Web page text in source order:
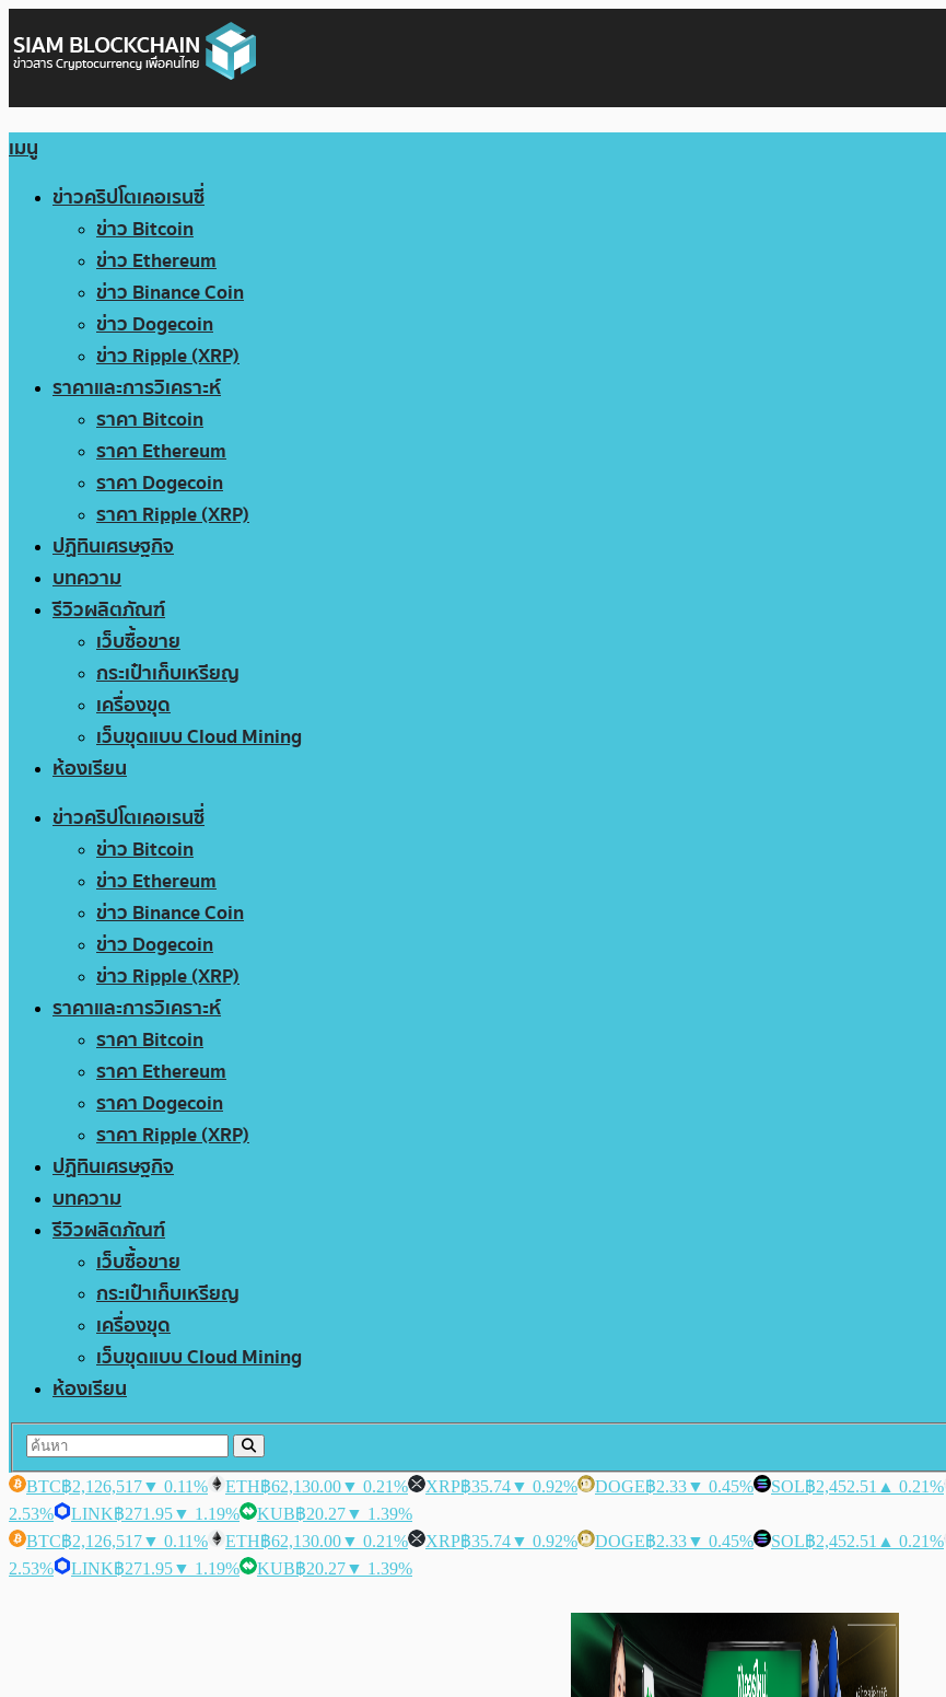
เมนู
ข่าวคริปโตเคอเรนซี่
ข่าว Bitcoin
ข่าว Ethereum
ข่าว Binance Coin
ข่าว Dogecoin
ข่าว Ripple (XRP)
ราคาและการวิเคราะห์
ราคา Bitcoin
ราคา Ethereum
ราคา Dogecoin
ราคา Ripple (XRP)
ปฏิทินเศรษฐกิจ
บทความ
รีวิวผลิตภัณฑ์
เว็บซื้อขาย
กระเป๋าเก็บเหรียญ
เครื่องขุด
เว็บขุดแบบ Cloud Mining
ห้องเรียน
ข่าวคริปโตเคอเรนซี่
ข่าว Bitcoin
ข่าว Ethereum
ข่าว Binance Coin
ข่าว Dogecoin
ข่าว Ripple (XRP)
ราคาและการวิเคราะห์
ราคา Bitcoin
ราคา Ethereum
ราคา Dogecoin
ราคา Ripple (XRP)
ปฏิทินเศรษฐกิจ
บทความ
รีวิวผลิตภัณฑ์
เว็บซื้อขาย
กระเป๋าเก็บเหรียญ
เครื่องขุด
เว็บขุดแบบ Cloud Mining
ห้องเรียน
BTC฿2,126,517▼ 0.11% ETH฿62,130.00▼ 0.21% XRP฿35.74▼ 0.92% DOGE฿2.33▼ 0.45% SOL฿2,452.51 ▲ 0.21%
2.53%
LINK฿271.95▼ 1.19% KUB฿20.27▼ 1.39%
BTC฿2,126,517▼ 0.11% ETH฿62,130.00▼ 0.21% XRP฿35.74▼ 0.92% DOGE฿2.33▼ 0.45% SOL฿2,452.51 ▲ 0.21%
2.53%
LINK฿271.95▼ 1.19% KUB฿20.27▼ 1.39%